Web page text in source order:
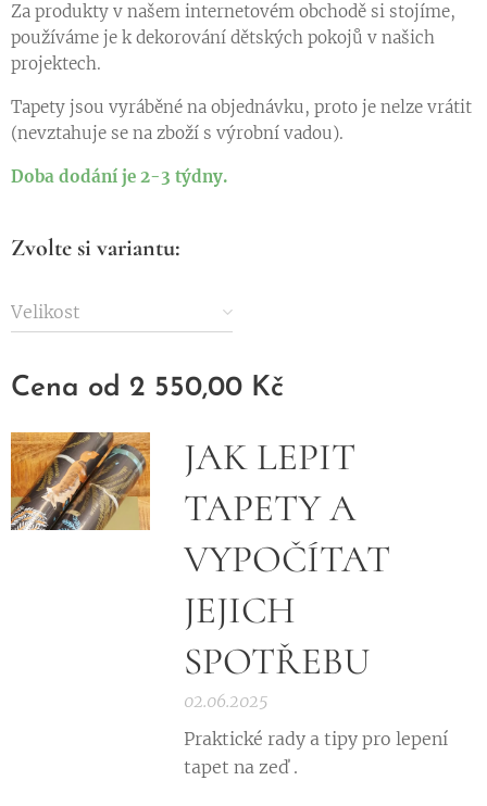
Za produkty v našem internetovém obchodě si stojíme,
používáme je k dekorování dětských pokojů v našich
projektech.
Tapety jsou vyráběné na objednávku, proto je nelze vrátit
(nevztahuje se na zboží s výrobní vadou).
Doba dodání je 2-3 týdny.
Zvolte si variantu:
Velikost
Cena od 2 550,00 Kč
JAK LEPIT
TAPETY A
VYPOČÍTAT
JEJICH
SPOTŘEBU
02.06.2025
Praktické rady a tipy pro lepení
tapet na zeď .